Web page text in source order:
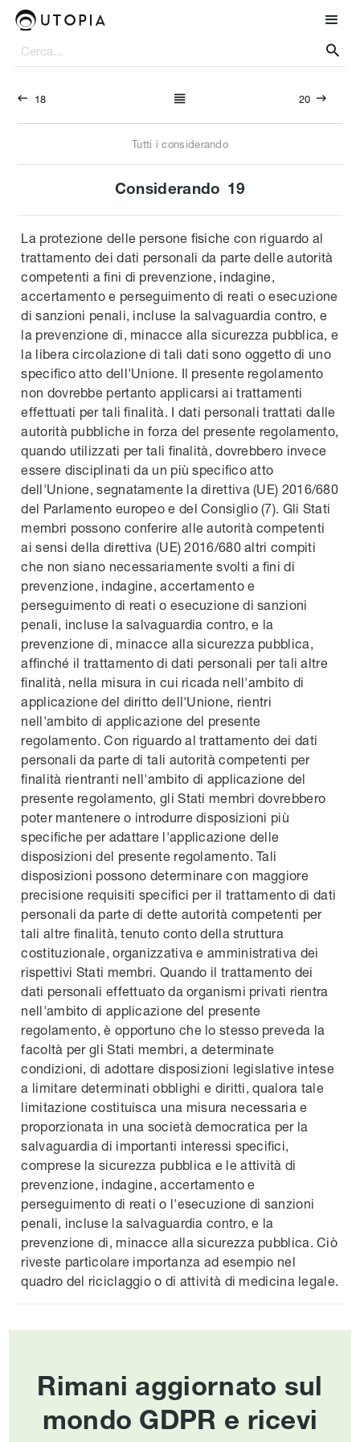

 18  20 
Tutti i considerando
Considerando 19
La protezione delle persone fisiche con riguardo al
trattamento dei dati personali da parte delle autorità
competenti a fini di prevenzione, indagine,
accertamento e perseguimento di reati o esecuzione
di sanzioni penali, incluse la salvaguardia contro, e
la prevenzione di, minacce alla sicurezza pubblica, e
la libera circolazione di tali dati sono oggetto di uno
specifico atto dell'Unione. Il presente regolamento
non dovrebbe pertanto applicarsi ai trattamenti
effettuati per tali finalità. I dati personali trattati dalle
autorità pubbliche in forza del presente regolamento,
quando utilizzati per tali finalità, dovrebbero invece
essere disciplinati da un più specifico atto
dell'Unione, segnatamente la direttiva (UE) 2016/680
del Parlamento europeo e del Consiglio (7). Gli Stati
membri possono conferire alle autorità competenti
ai sensi della direttiva (UE) 2016/680 altri compiti
che non siano necessariamente svolti a fini di
prevenzione, indagine, accertamento e
perseguimento di reati o esecuzione di sanzioni
penali, incluse la salvaguardia contro, e la
prevenzione di, minacce alla sicurezza pubblica,
affinché il trattamento di dati personali per tali altre
finalità, nella misura in cui ricada nell'ambito di
applicazione del diritto dell'Unione, rientri
nell'ambito di applicazione del presente
regolamento. Con riguardo al trattamento dei dati
personali da parte di tali autorità competenti per
finalità rientranti nell'ambito di applicazione del
presente regolamento, gli Stati membri dovrebbero
poter mantenere o introdurre disposizioni più
specifiche per adattare l'applicazione delle
disposizioni del presente regolamento. Tali
disposizioni possono determinare con maggiore
precisione requisiti specifici per il trattamento di dati
personali da parte di dette autorità competenti per
tali altre finalità, tenuto conto della struttura
costituzionale, organizzativa e amministrativa dei
rispettivi Stati membri. Quando il trattamento dei
dati personali effettuato da organismi privati rientra
nell'ambito di applicazione del presente
regolamento, è opportuno che lo stesso preveda la
facoltà per gli Stati membri, a determinate
condizioni, di adottare disposizioni legislative intese
a limitare determinati obblighi e diritti, qualora tale
limitazione costituisca una misura necessaria e
proporzionata in una società democratica per la
salvaguardia di importanti interessi specifici,
comprese la sicurezza pubblica e le attività di
prevenzione, indagine, accertamento e
perseguimento di reati o l'esecuzione di sanzioni
penali, incluse la salvaguardia contro, e la
prevenzione di, minacce alla sicurezza pubblica. Ciò
riveste particolare importanza ad esempio nel
quadro del riciclaggio o di attività di medicina legale.
Rimani aggiornato sul
mondo GDPR e ricevi